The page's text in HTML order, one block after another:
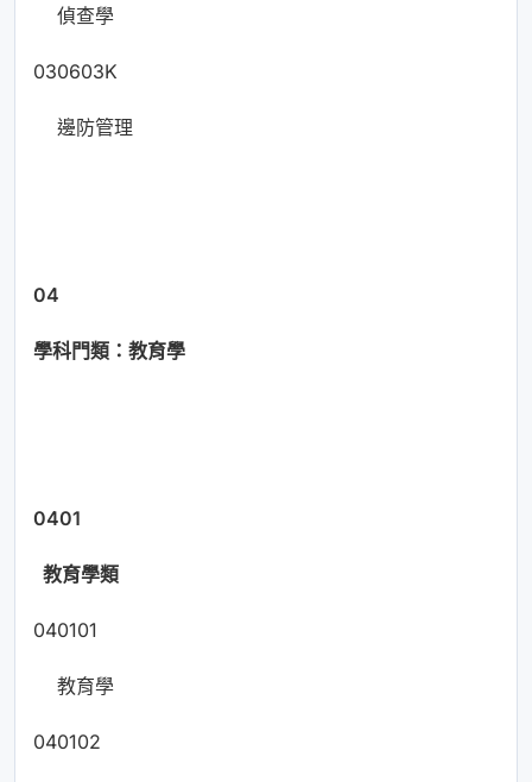
偵查學
030603K
邊防管理
04
學科門類：教育學
0401
教育學類
040101
教育學
040102